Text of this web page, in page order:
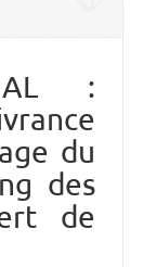
:
du
des
de